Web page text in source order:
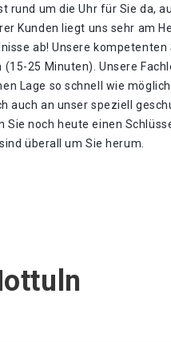
rund um die Uhr für Sie da,
Kunden liegt uns sehr am
ab! Unsere kompetenten
25 Minuten). Unsere
Lage so schnell wie
auch an unser speziell
Sie noch heute einen
überall um Sie herum.